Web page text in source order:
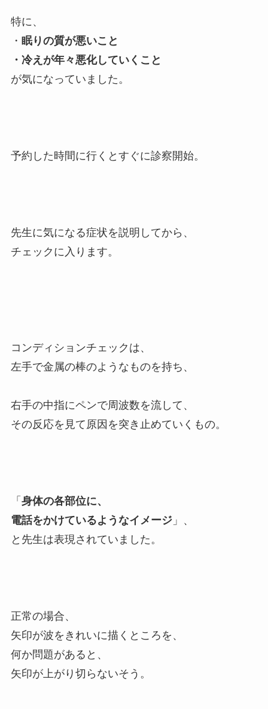
特に、
・ 眠りの質が悪いこと
・冷えが年々悪化していくこと
が気になっていました。
予約した時間に行くとすぐに診察開始。
先生に気になる症状を説明してから、
チェックに入ります。
コンディションチェックは、
左手で金属の棒のようなものを持ち、
右手の中指にペンで周波数を流して、
その反応を見て原因を突き止めていくもの。
「 身体の各部位に、
電話をかけているようなイメージ」、
と先生は表現されていました。
正常の場合、
矢印が波をきれいに描くところを、
何か問題があると、
矢印が上がり切らないそう。